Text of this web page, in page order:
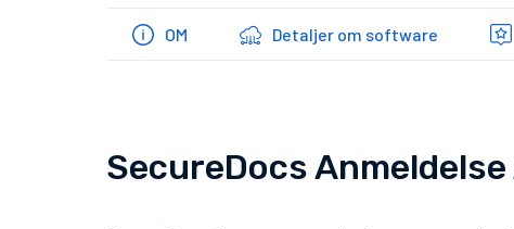
OM Detaljer om software
SecureDocs